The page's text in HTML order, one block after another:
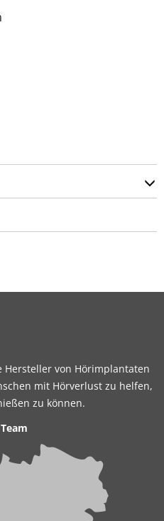
von Hörimplantaten
mit Hörverlust zu helfen,
zu können.